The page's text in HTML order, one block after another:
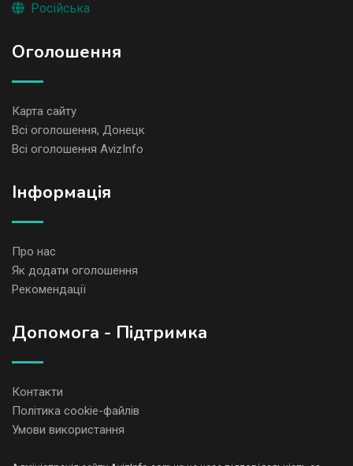
Російська
Оголошення
Карта сайту
Всі оголошення, Донецк
Всі оголошення AvizInfo
Iнформація
Про нас
Як додати оголошення
Рекомендації
Допомога - Підтримка
Контакти
Політика cookie-файлів
Умови використання